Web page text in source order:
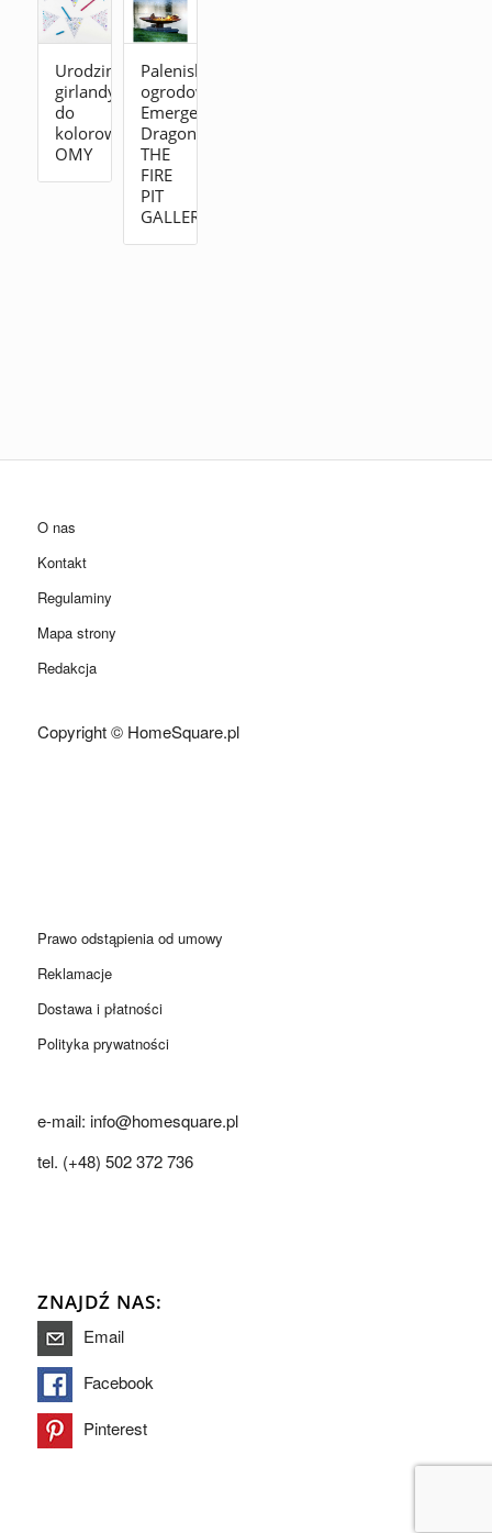
Urodzinowe
girlandy
do
kolorowania
OMY
Palenisko
ogrodowe
Emergence
Dragon
THE
FIRE
PIT
GALLERY
O nas
Kontakt
Regulaminy
Mapa strony
Redakcja
Copyright © HomeSquare.pl
Prawo odstąpienia od umowy
Reklamacje
Dostawa i płatności
Polityka prywatności
e-mail: info@homesquare.pl
tel. (+48) 502 372 736
ZNAJDŹ NAS:
Email
Facebook
Pinterest